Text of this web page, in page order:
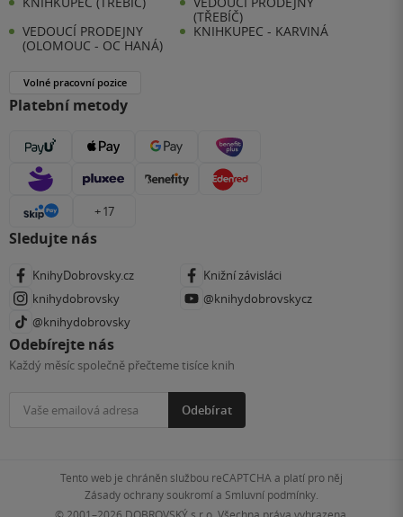
(TŘEBÍČ)
VEDOUCÍ PRODEJNY
(OLOMOUC - OC HANÁ)
KNIHKUPEC - KARVINÁ
Volné pracovní pozice
Platební metody
+ 17
Sledujte nás
KnihyDobrovsky.cz
Knižní závisláci
knihydobrovsky
@knihydobrovskycz
@knihydobrovsky
Odebírejte nás
Každý měsíc společně přečteme tisíce knih
Odebírat
Tento web je chráněn službou reCAPTCHA a platí pro něj
Zásady ochrany soukromía Smluvní podmínky